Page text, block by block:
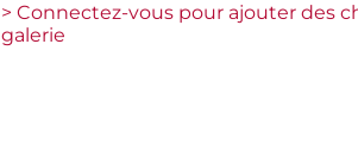
> Connectez-vous pour ajouter des
galerie